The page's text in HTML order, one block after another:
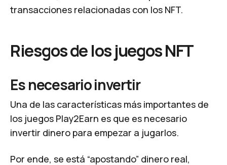
transacciones relacionadas con los NFT.
Riesgos de los juegos NFT
Es necesario invertir
Una de las características más importantes de
los juegos Play2Earn es que es necesario
invertir dinero para empezar a jugarlos.
Por ende, se está “apostando” dinero real,